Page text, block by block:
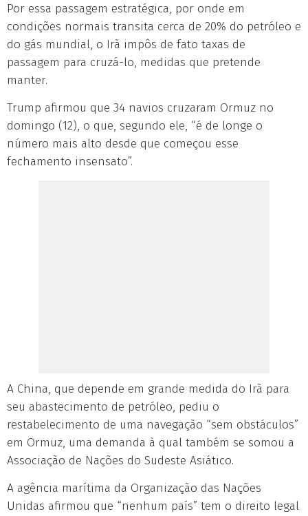
Por essa passagem estratégica, por onde em
condições normais transita cerca de 20% do petróleo e
do gás mundial, o Irã impôs de fato taxas de
passagem para cruzá-lo, medidas que pretende
manter.
Trump afirmou que 34 navios cruzaram Ormuz no
domingo (12), o que, segundo ele, “é de longe o
número mais alto desde que começou esse
fechamento insensato”.
A China, que depende em grande medida do Irã para
seu abastecimento de petróleo, pediu o
restabelecimento de uma navegação “sem obstáculos”
em Ormuz, uma demanda à qual também se somou a
Associação de Nações do Sudeste Asiático.
A agência marítima da Organização das Nações
Unidas afirmou que “nenhum país” tem o direito legal